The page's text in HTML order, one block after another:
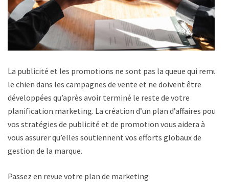
La publicité et les promotions ne sont pas la queue qui remue
le chien dans les campagnes de vente et ne doivent être
développées qu’après avoir terminé le reste de votre
planification marketing. La création d’un plan d’affaires pour
vos stratégies de publicité et de promotion vous aidera à
vous assurer qu’elles soutiennent vos efforts globaux de
gestion de la marque.
Passez en revue votre plan de marketing